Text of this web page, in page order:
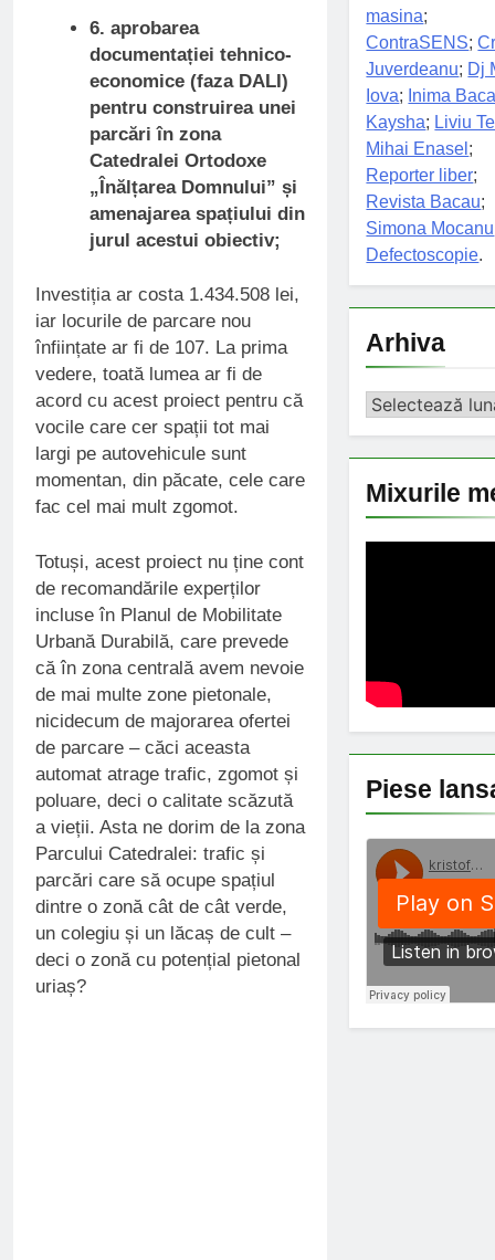
6. aprobarea
documentației tehnico-
economice (faza DALI)
pentru construirea unei
parcări în zona
Catedralei Ortodoxe
„Înălțarea Domnului” și
amenajarea spațiului din
jurul acestui obiectiv;
Investiția ar costa 1.434.508 lei,
iar locurile de parcare nou
înființate ar fi de 107. La prima
vedere, toată lumea ar fi de
acord cu acest proiect pentru că
vocile care cer spații tot mai
largi pe autovehicule sunt
momentan, din păcate, cele care
fac cel mai mult zgomot.
Totuși, acest proiect nu ține cont
de recomandările experților
incluse în Planul de Mobilitate
Urbană Durabilă, care prevede
că în zona centrală avem nevoie
de mai multe zone pietonale,
nicidecum de majorarea ofertei
de parcare – căci aceasta
automat atrage trafic, zgomot și
poluare, deci o calitate scăzută
a vieții. Asta ne dorim de la zona
Parcului Catedralei: trafic și
parcări care să ocupe spațiul
dintre o zonă cât de cât verde,
un colegiu și un lăcaș de cult –
deci o zonă cu potențial pietonal
uriaș?
masina;
ContraSENS;
Juverdeanu; Dj
Iova; Inima
Kaysha; Liviu
Mihai Enasel ;
Reporter liber;
Revista Bacau;
Simona Mocanu
Defectoscopie.
Arhiva
Arhiva
Mixurile
Piese